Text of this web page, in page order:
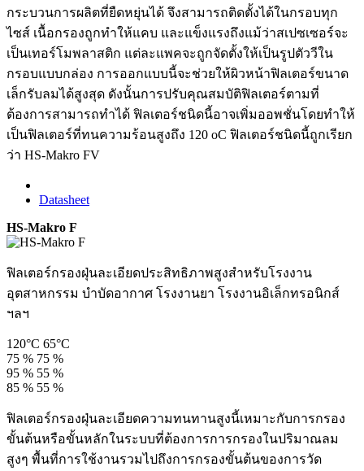
กระบวนการผลิตที่ยืดหยุ่นได้ จึงสามารถติดตั้งได้ในกรอบทุก
ไซส์ เนื้อกรองถูกทำให้แคบ และแข็งแรงถึงแม้ว่าสเปซเซอร์จะ
เป็นเทอร์โมพลาสติก แต่ละแพคจะถูกจัดตั้งให้เป็นรูปตัววีใน
กรอบแบบกล่อง การออกแบบนี้จะช่วยให้ผิวหน้าฟิลเตอร์ขนาด
เล็กรับลมได้สูงสุด ดังนั้นการปรับคุณสมบัติฟิลเตอร์ตามที่
ต้องการสามารถทำได้ ฟิลเตอร์ชนิดนี้อาจเพิ่มออพชั่นโดยทำให้
เป็นฟิลเตอร์ที่ทนความร้อนสูงถึง 120 oC ฟิลเตอร์ชนิดนี้ถูกเรียก
ว่า HS-Makro FV
Datasheet
HS-Makro F
ฟิลเตอร์กรองฝุ่นละเอียดประสิทธิภาพสูงสำหรับโรงงาน
อุตสาหกรรม บำบัดอากาศ โรงงานยา โรงงานอิเล็กทรอนิกส์
ฯลฯ
120°C 65°C
75 % 75 %
95 % 55 %
85 % 55 %
ฟิลเตอร์กรองฝุ่นละเอียดความทนทานสูงนี้เหมาะกับการกรอง
ขั้นต้นหรือขั้นหลักในระบบที่ต้องการการกรองในปริมาณลม
สูงๆ พื้นที่การใช้งานรวมไปถึงการกรองขั้นต้นของการวัด